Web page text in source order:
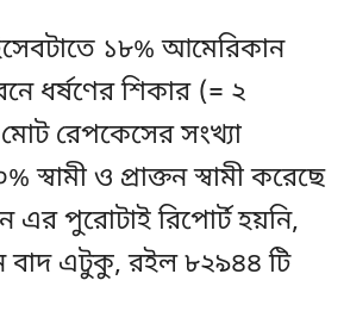
১৮% আমেরিকান
ধর্ষণের শিকার (= ২
রেপকেসের সংখ্যা
ও প্রাক্তন স্বামী করেছে
এর পুরোটাই রিপোর্ট হয়নি,
বাদ এটুকু, রইল ৮২৯৪৪ টি